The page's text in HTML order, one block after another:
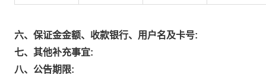
六、保证金金额、收款银行、用户名及卡号:
七、其他补充事宜:
八、公告期限: